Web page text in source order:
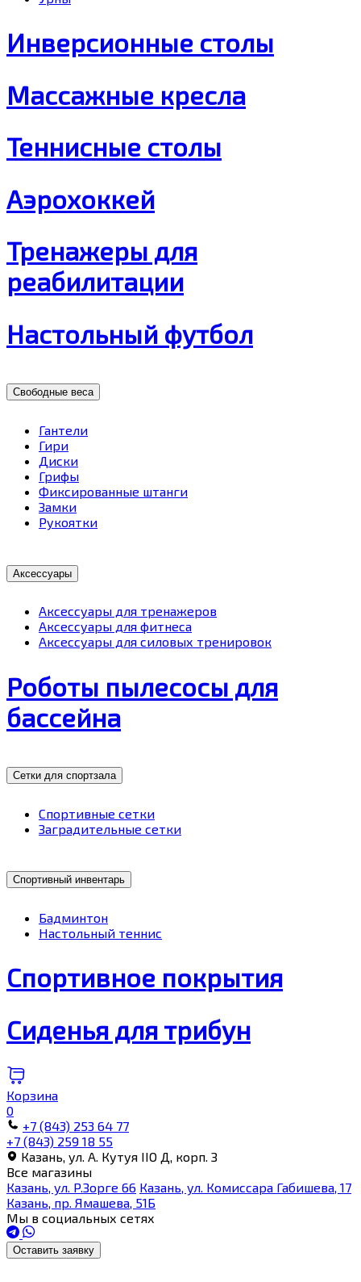
Инверсионные столы
Массажные кресла
Теннисные столы
Аэрохоккей
Тренажеры для
реабилитации
Настольный футбол
Свободные веса
Гантели
Гири
Диски
Грифы
Фиксированные штанги
Замки
Рукоятки
Аксессуары
Аксессуары для тренажеров
Аксессуары для фитнеса
Аксессуары для силовых тренировок
Роботы пылесосы для
бассейна
Сетки для спортзала
Спортивные сетки
Заградительные сетки
Спортивный инвентарь
Бадминтон
Настольный теннис
Спортивное покрытия
Сиденья для трибун
Корзина
0
+7 (843) 253 64 77
+7 (843) 259 18 55
Казань, ул. А. Кутуя IIO Д, корп. З
Все магазины
Казань, ул. Р.Зорге 66 Казань, ул. Комиссара Габишева, 17
Казань, пр. Ямашева, 51Б
Мы в социальных сетях
Оставить заявку